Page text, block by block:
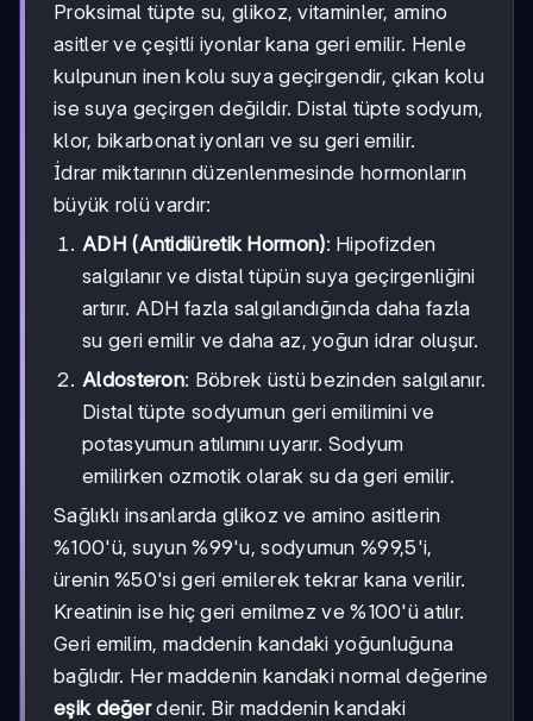
Proksimal tüpte su, glikoz, vitaminler, amino
asitler ve çeşitli iyonlar kana geri emilir. Henle
kulpunun inen kolu suya geçirgendir, çıkan kolu
ise suya geçirgen değildir. Distal tüpte sodyum,
klor, bikarbonat iyonları ve su geri emilir.
İdrar miktarının düzenlenmesinde hormonların
büyük rolü vardır:
ADH (Antidiüretik Hormon): Hipofizden
salgılanır ve distal tüpün suya geçirgenliğini
artırır. ADH fazla salgılandığında daha fazla
su geri emilir ve daha az, yoğun idrar oluşur.
Aldosteron: Böbrek üstü bezinden salgılanır.
Distal tüpte sodyumun geri emilimini ve
potasyumun atılımını uyarır. Sodyum
emilirken ozmotik olarak su da geri emilir.
Sağlıklı insanlarda glikoz ve amino asitlerin
%100'ü, suyun %99'u, sodyumun %99,5'i,
ürenin %50'si geri emilerek tekrar kana verilir.
Kreatinin ise hiç geri emilmez ve %100'ü atılır.
Geri emilim, maddenin kandaki yoğunluğuna
bağlıdır. Her maddenin kandaki normal değerine
eşik değerdenir. Bir maddenin kandaki